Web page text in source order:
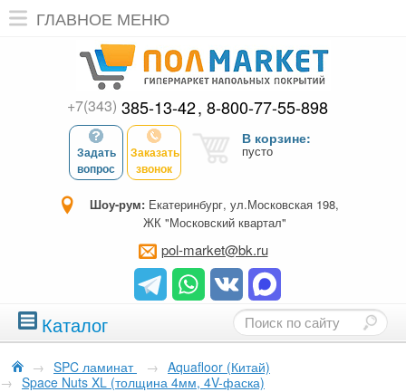
ГЛАВНОЕ МЕНЮ
+7(343) 385-13-42 8-800-77-55-898
Задать
вопрос
Заказать
звонок
В корзине:
пусто
Шоу-рум: Екатеринбург, ул.Московская 198,
ЖК "Московский квартал"
pol-market@bk.ru
Каталог
→ SPC ламинат → Aquafloor (Китай)
→ Space Nuts XL (толщина 4мм, 4V-фаска)